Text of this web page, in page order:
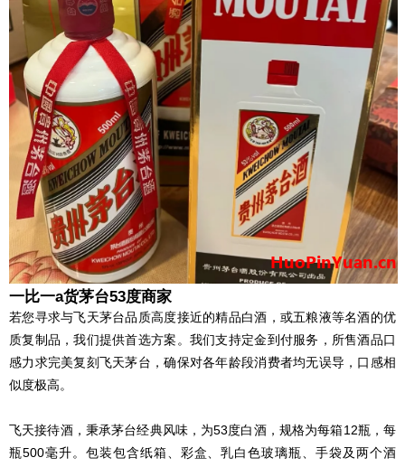
一比一a货茅台53度商家
若您寻求与飞天茅台品质高度接近的精品白酒，或五粮液等名酒的优
质复制品，我们提供首选方案。我们支持定金到付服务，所售酒品口
感力求完美复刻飞天茅台，确保对各年龄段消费者均无误导，口感相
似度极高。
飞天接待酒，秉承茅台经典风味，为53度白酒，规格为每箱12瓶，每
瓶500毫升。包装包含纸箱、彩盒、乳白色玻璃瓶、手袋及两个酒